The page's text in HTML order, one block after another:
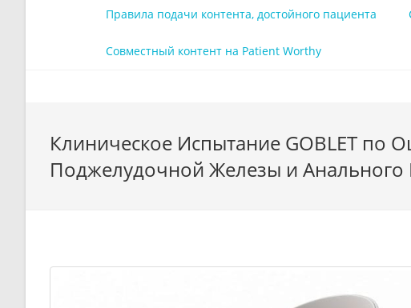
Правила подачи контента, достойного пациента
Совместный контент на Patient Worthy
Клиническое Испытание GOBLET по
Поджелудочной Железы и Анального